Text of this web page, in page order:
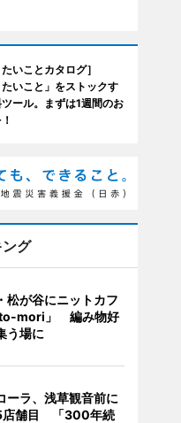
たいことカタログ］
たいこと」をストックす
ール。まずは1週間のお
グ
松が谷にニットカフ
mori」 編み物好
う場に
ーラ、浅草観音前に
店舗目 「300年続